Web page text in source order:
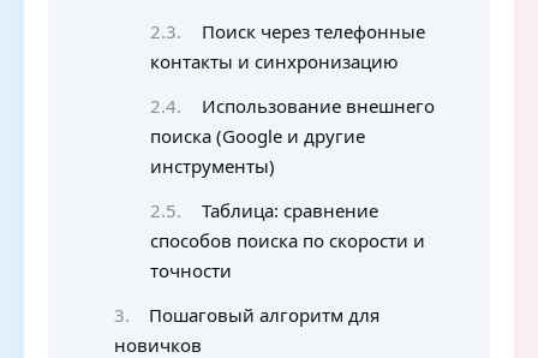
Поиск через телефонные
контакты и синхронизацию
Использование внешнего
поиска (Google и другие
инструменты)
Таблица: сравнение
способов поиска по скорости и
точности
Пошаговый алгоритм для
новичков